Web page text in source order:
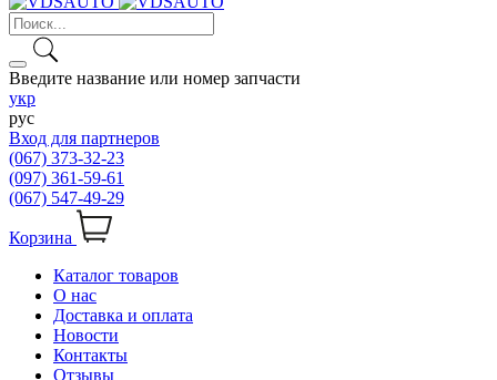
Введите название или номер запчасти
укр
рус
Вход для партнеров
(067) 373-32-23
(097) 361-59-61
(067) 547-49-29
Корзина
Каталог товаров
О нас
Доставка и оплата
Новости
Контакты
Отзывы